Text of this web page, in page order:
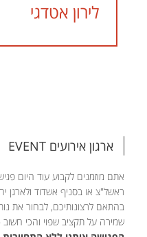
לירון אטדגי
ארגון אירועים EVENT
אתם מוזמנים לקבוע עוד היום
ראשל"צ או בסניף אשדוד ולארגן
בהתאם לרצונותיכם, לבחור את
שמירה על תקציב שפוי והכי